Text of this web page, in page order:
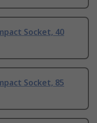
Socket, 40
Socket, 85